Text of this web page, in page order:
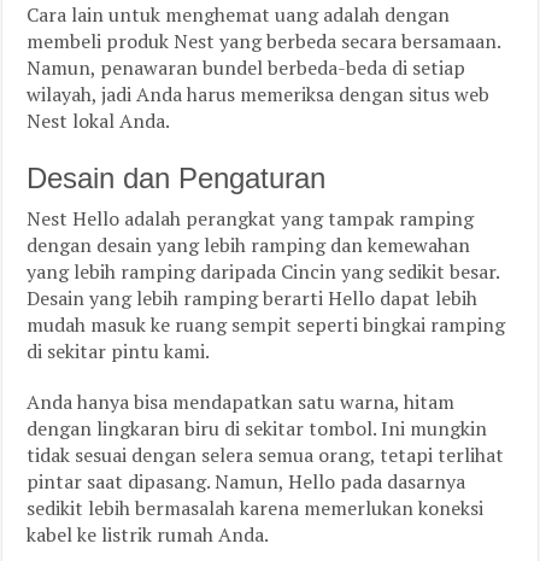
Cara lain untuk menghemat uang adalah dengan
membeli produk Nest yang berbeda secara bersamaan.
Namun, penawaran bundel berbeda-beda di setiap
wilayah, jadi Anda harus memeriksa dengan situs web
Nest lokal Anda.
Desain dan Pengaturan
Nest Hello adalah perangkat yang tampak ramping
dengan desain yang lebih ramping dan kemewahan
yang lebih ramping daripada Cincin yang sedikit besar.
Desain yang lebih ramping berarti Hello dapat lebih
mudah masuk ke ruang sempit seperti bingkai ramping
di sekitar pintu kami.
Anda hanya bisa mendapatkan satu warna, hitam
dengan lingkaran biru di sekitar tombol. Ini mungkin
tidak sesuai dengan selera semua orang, tetapi terlihat
pintar saat dipasang. Namun, Hello pada dasarnya
sedikit lebih bermasalah karena memerlukan koneksi
kabel ke listrik rumah Anda.